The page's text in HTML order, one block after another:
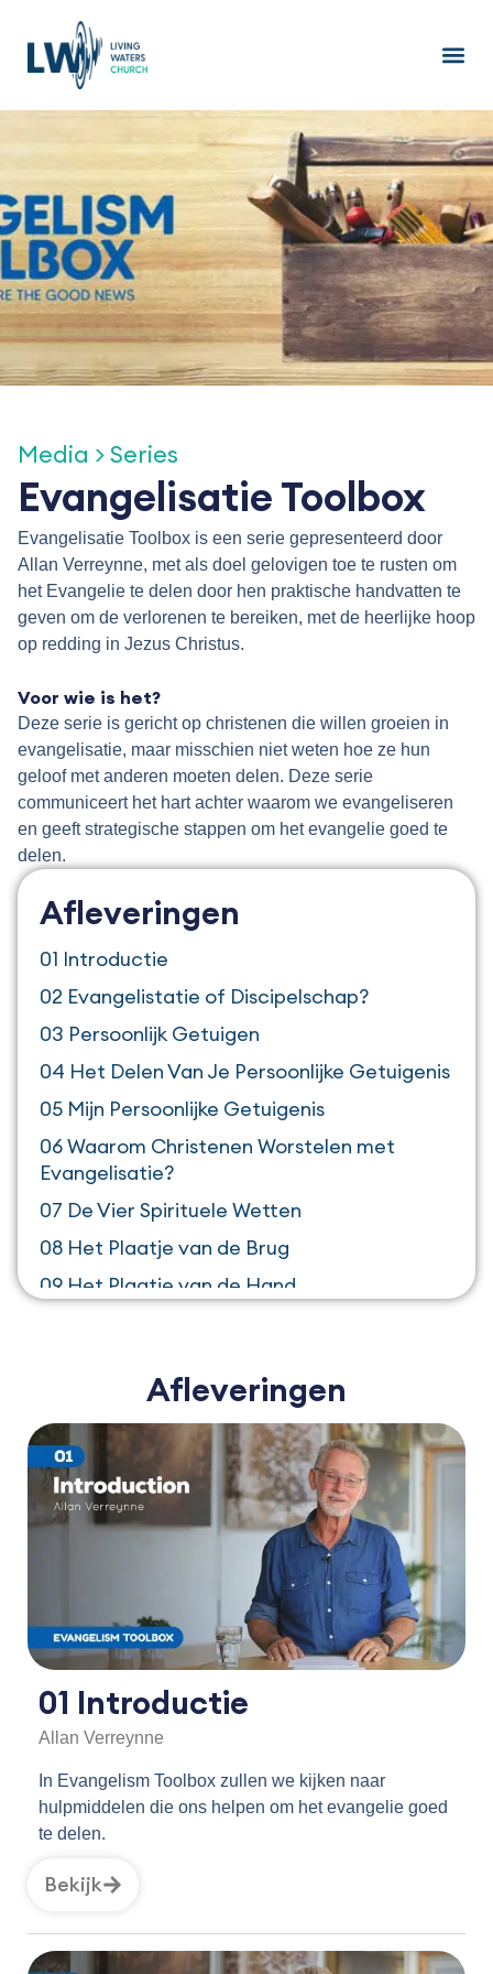
naar
Media > Series
Evangelisatie Toolbox
Evangelisatie Toolbox is een serie gepresenteerd door
Allan Verreynne, met als doel gelovigen toe te rusten om
het Evangelie te delen door hen praktische handvatten te
geven om de verlorenen te bereiken, met de heerlijke hoop
op redding in Jezus Christus.
Voor wie is het?
Deze serie is gericht op christenen die willen groeien in
evangelisatie, maar misschien niet weten hoe ze hun
geloof met anderen moeten delen. Deze serie
communiceert het hart achter waarom we evangeliseren
en geeft strategische stappen om het evangelie goed te
delen.
Afleveringen
01 Introductie
02 Evangelistatie of Discipelschap?
03 Persoonlijk Getuigen
04 Het Delen Van Je Persoonlijke Getuigenis
05 Mijn Persoonlijke Getuigenis
06 Waarom Christenen Worstelen met
Evangelisatie?
07 De Vier Spirituele Wetten
08 Het Plaatje van de Brug
09 Het Plaatje van de Hand
12 Extra Hulpmiddelen
Afleveringen
01 Introductie
Allan Verreynne
In Evangelism Toolbox zullen we kijken naar
hulpmiddelen die ons helpen om het evangelie goed
te delen.
Bekijk